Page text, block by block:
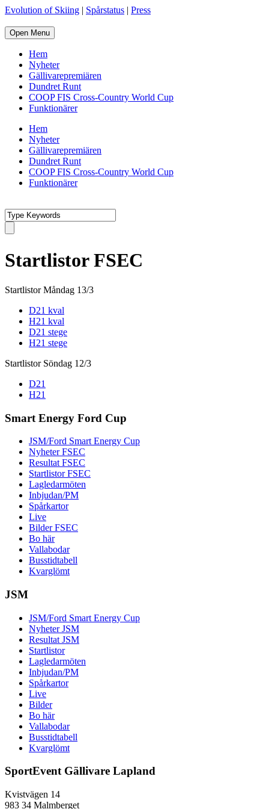
Evolution of Skiing | Spårstatus | Press
Open Menu
Hem
Nyheter
Gällivarepremiären
Dundret Runt
COOP FIS Cross-Country World Cup
Funktionärer
Hem
Nyheter
Gällivarepremiären
Dundret Runt
COOP FIS Cross-Country World Cup
Funktionärer
Startlistor FSEC
Startlistor Måndag 13/3
D21 kval
H21 kval
D21 stege
H21 stege
Startlistor Söndag 12/3
D21
H21
Smart Energy Ford Cup
JSM/Ford Smart Energy Cup
Nyheter FSEC
Resultat FSEC
Startlistor FSEC
Lagledarmöten
Inbjudan/PM
Spårkartor
Live
Bilder FSEC
Bo här
Vallabodar
Busstidtabell
Kvarglömt
JSM
JSM/Ford Smart Energy Cup
Nyheter JSM
Resultat JSM
Startlistor
Lagledarmöten
Inbjudan/PM
Spårkartor
Live
Bilder
Bo här
Vallabodar
Busstidtabell
Kvarglömt
SportEvent Gällivare Lapland
Kvistvägen 14
983 34 Malmberget